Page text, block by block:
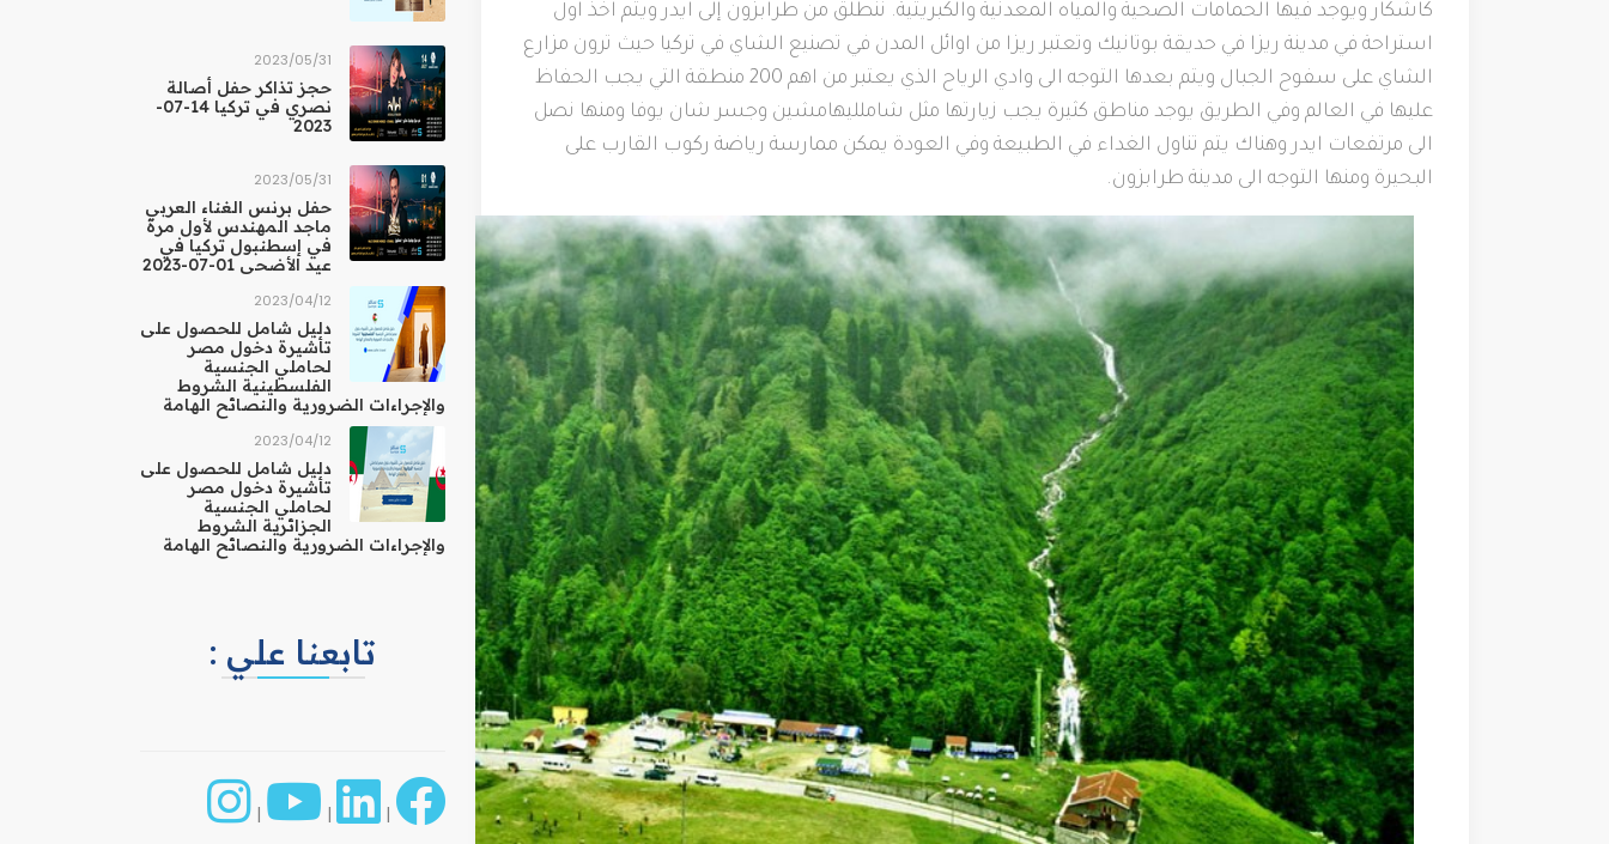
كاشكار ويوجد فيها الحمامات الصحية والمياه المعدنية والكبريتية. ننطلق من طرابزون إلى ايدر ويتم اخذ اول
استراحة في مدينة ريزا في حديقة بوتانيك وتعتبر ريزا من اوائل المدن في تصنيع الشاي في تركيا حيث ترون مزارع
الشاي على سفوح الجبال ويتم بعدها التوجه الى وادي الرياح الذي يعتبر من اهم 200 منطقة التي يجب الحفاظ
عليها في العالم وفي الطريق يوجد مناطق كثيرة يجب زيارتها مثل شاملليهامشين وجسر شان يوفا ومنها نصل
الى مرتفعات ايدر وهناك يتم تناول الغداء في الطبيعة وفي العودة يمكن ممارسة رياضة ركوب القارب على
البحيرة ومنها التوجه الى مدينة طرابزون.
31‏/05‏/2023
حجز تذاكر حفل أصالة
نصري في تركيا 14-07-
2023
31‏/05‏/2023
حفل برنس الغناء العربي
ماجد المهندس لأول مرة
في إسطنبول تركيا في
عيد الأضحى 01-07-2023
12‏/04‏/2023
دليل شامل للحصول على
تأشيرة دخول مصر
لحاملي الجنسية
الفلسطينية الشروط
والإجراءات الضرورية والنصائح الهامة
12‏/04‏/2023
دليل شامل للحصول على
تأشيرة دخول مصر
لحاملي الجنسية
الجزائرية الشروط
والإجراءات الضرورية والنصائح الهامة
تابعنا علي :
|
|
|